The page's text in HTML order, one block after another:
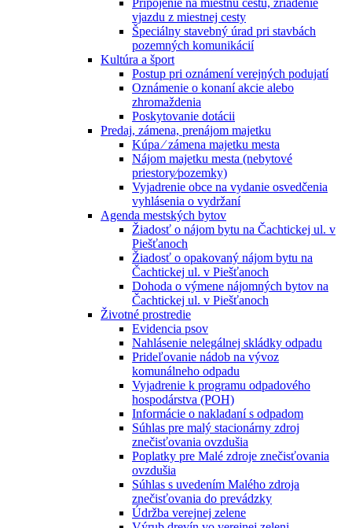
Pripojenie na miestnu cestu, zriadenie
vjazdu z miestnej cesty
Špeciálny stavebný úrad pri stavbách
pozemných komunikácií
Kultúra a šport
Postup pri oznámení verejných podujatí
Oznámenie o konaní akcie alebo
zhromaždenia
Poskytovanie dotácii
Predaj, zámena, prenájom majetku
Kúpa ⁄ zámena majetku mesta
Nájom majetku mesta (nebytové
priestory⁄pozemky)
Vyjadrenie obce na vydanie osvedčenia
vyhlásenia o vydržaní
Agenda mestských bytov
Žiadosť o nájom bytu na Čachtickej ul. v
Piešťanoch
Žiadosť o opakovaný nájom bytu na
Čachtickej ul. v Piešťanoch
Dohoda o výmene nájomných bytov na
Čachtickej ul. v Piešťanoch
Životné prostredie
Evidencia psov
Nahlásenie nelegálnej skládky odpadu
Prideľovanie nádob na vývoz
komunálneho odpadu
Vyjadrenie k programu odpadového
hospodárstva (POH)
Informácie o nakladaní s odpadom
Súhlas pre malý stacionárny zdroj
znečisťovania ovzdušia
Poplatky pre Malé zdroje znečisťovania
ovzdušia
Súhlas s uvedením Malého zdroja
znečisťovania do prevádzky
Údržba verejnej zelene